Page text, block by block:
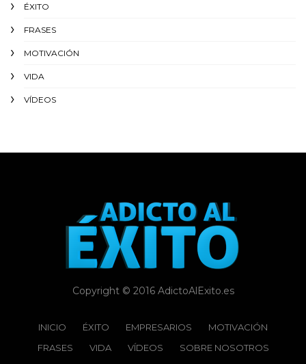
ÉXITO‬
FRASES
MOTIVACIÓN
VIDA
VÍDEOS
Copyright © 2016 AdictoAlExito.es
INICIO ÉXITO‬ EMPRESARIOS
MOTIVACIÓN
FRASES
VIDA VÍDEOS SOBRE NOSOTROS